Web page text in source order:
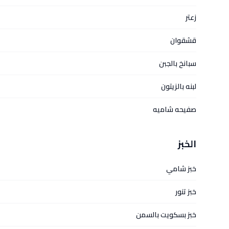
زعتر
قشقوان
سبانخ بالجبن
لبنه بالزيتون
صفيحه شاميه
الخبز
خبز شامي
خبز تنور
خبز بسكويت بالسمن